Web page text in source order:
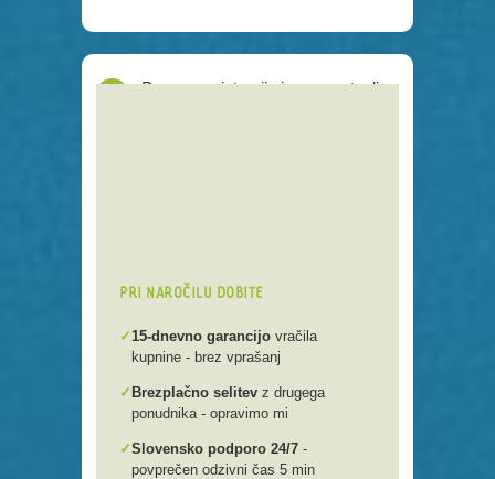
Proces registracije je poenostavljen
PRI NAROČILU DOBITE
✓15-dnevno garancijo vračila
kupnine - brez vprašanj
✓ Brezplačno selitev z drugega
ponudnika - opravimo mi
✓Slovensko podporo 24/7 -
povprečen odzivni čas 5 min